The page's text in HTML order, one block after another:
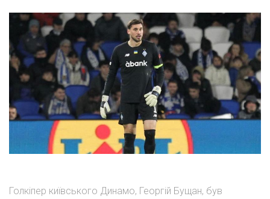
Голкіпер київського Динамо, Георгій Бущан, був